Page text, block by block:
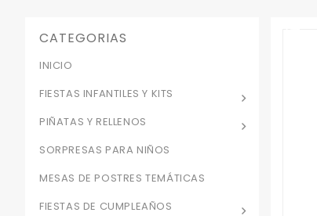
CATEGORIAS
INICIO
FIESTAS INFANTILES Y KITS
PIÑATAS Y RELLENOS
SORPRESAS PARA NIÑOS
MESAS DE POSTRES TEMÁTICAS
FIESTAS DE CUMPLEAÑOS